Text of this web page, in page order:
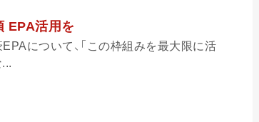
EPA活用を
について、「この枠組みを最大限に活